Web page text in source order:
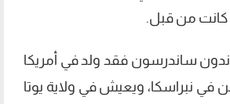
كانت من قبل.
ساندرسون فقد ولد في أمريكا
في نبراسكا، ويعيش في ولاية يوتا